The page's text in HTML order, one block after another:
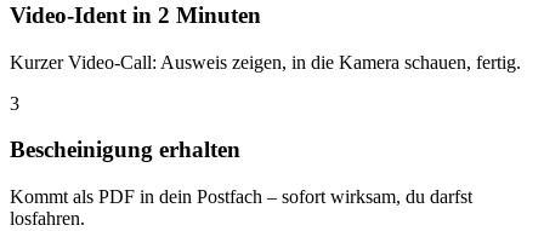
Video-Ident in 2 Minuten
Kurzer Video-Call: Ausweis zeigen, in die Kamera schauen, fertig.
3
Bescheinigung erhalten
Kommt als PDF in dein Postfach – sofort wirksam, du darfst
losfahren.